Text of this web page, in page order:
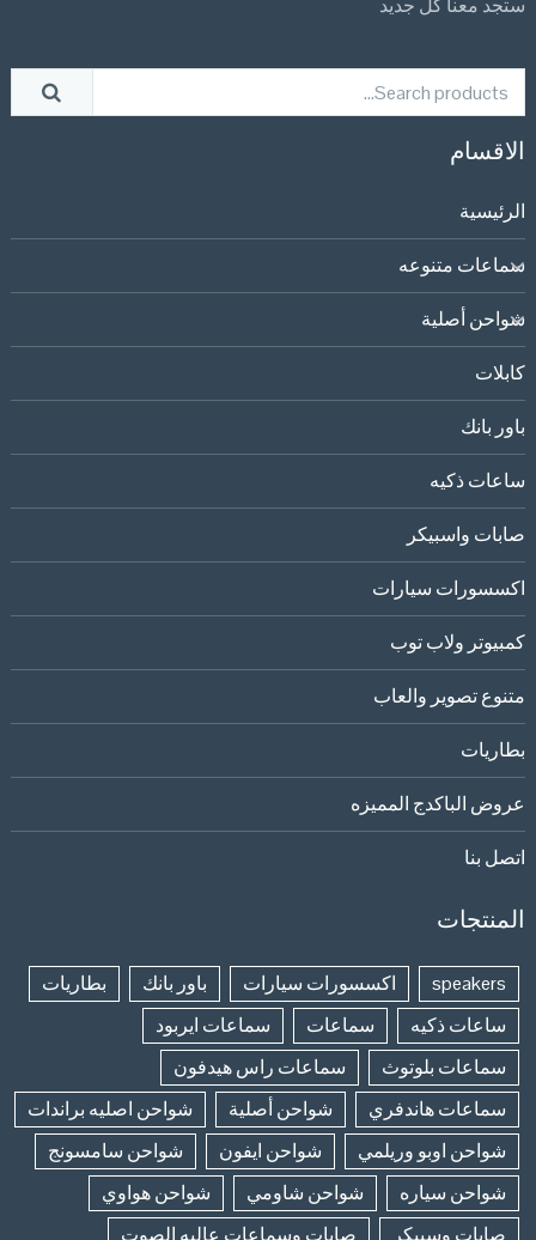
ستجد معنا كل جديد
الاقسام
الرئيسية
سماعات متنوعه
شواحن أصلية
كابلات
باور بانك
ساعات ذكيه
صابات واسبيكر
اكسسورات سيارات
كمبيوتر ولاب توب
متنوع تصوير والعاب
بطاريات
عروض الباكدج المميزه
اتصل بنا
المنتجات
speakers اكسسورات سيارات باور بانك
بطاريات
ساعات ذكيه
سماعات
سماعات ايربود
سماعات بلوتوث
سماعات راس هيدفون
سماعات هاندفري
شواحن أصلية
شواحن اصليه براندات
شواحن اوبو وريلمي
شواحن ايفون
شواحن سامسونج
شواحن سياره
شواحن شاومي
شواحن هواوي
صابات وسبيكر
صابات وسماعات عاليه الصوت